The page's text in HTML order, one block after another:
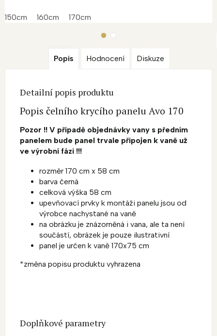
150cm 160cm 170cm
Popis Hodnocení Diskuze
Detailní popis produktu
Popis čelního krycího panelu Avo 170
Pozor !! V případě objednávky vany s předním
panelem bude panel trvale připojen k vaně už
ve výrobní fázi !!!
rozměr 170 cm x 58 cm
barva černá
celková výška 58 cm
upevňovací prvky k montáži panelu jsou od
výrobce nachystané na vaně
na obrázku je znázorněná i vana, ale ta není
součástí, obrázek je pouze ilustrativní
panel je určen k vaně 170x75 cm
*změna popisu produktu vyhrazena
Doplňkové parametry